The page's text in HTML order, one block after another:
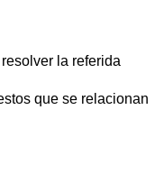
la referida
que se relacionan